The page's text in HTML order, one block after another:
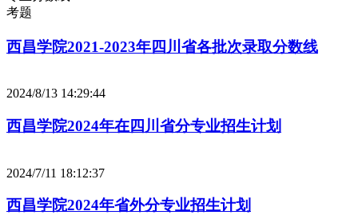
考题
西昌学院2021-2023年四川省各批次录取分数线
2024/8/13 14:29:44
西昌学院2024年在四川省分专业招生计划
2024/7/11 18:12:37
西昌学院2024年省外分专业招生计划